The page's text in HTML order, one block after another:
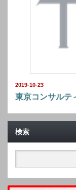
2019-10-23
東京コンサルテ
検索